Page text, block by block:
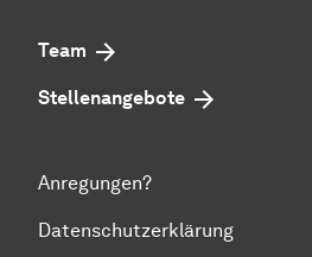
Team
Stellenangebote
Anregungen?
Datenschutzerklärung